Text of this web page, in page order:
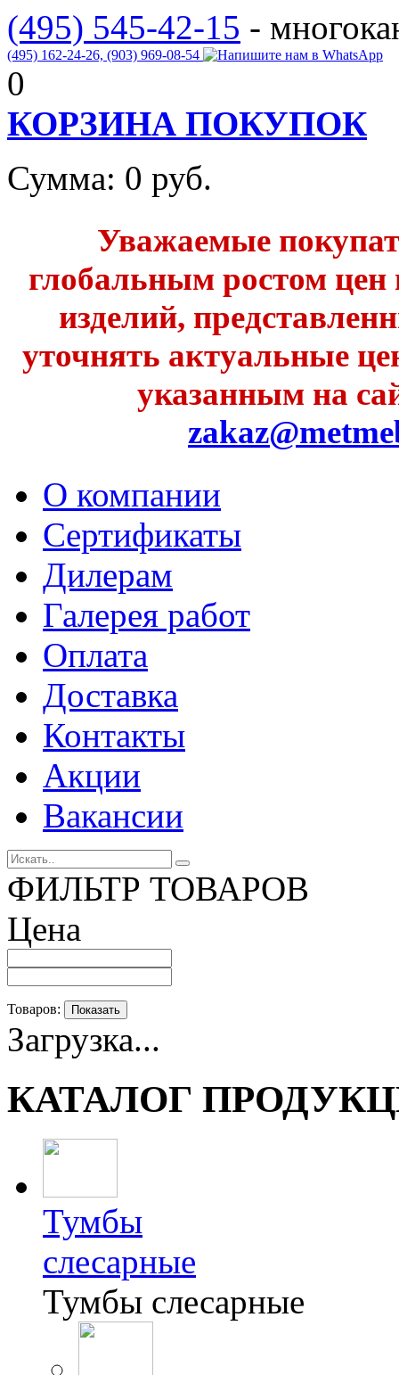
(495) 545-42-15 -
(495) 162-24-26, (903) 969-08-54
0
КОРЗИНА ПОКУПОК
Сумма: 0 руб.
Уважаемые
глобальным ростом
изделий,
уточнять актуальные
указанным на
О компании
Сертификаты
Дилерам
Галерея работ
Оплата
Доставка
Контакты
Акции
Вакансии
ФИЛЬТР ТОВАРОВ
Цена
Товаров: Показать
Загрузка...
КАТАЛОГ
Тумбы
слесарные
Тумбы слесарные